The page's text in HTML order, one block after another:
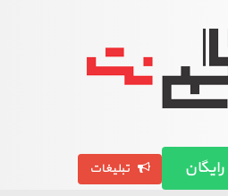
آگهی استان ها
تبلیغات